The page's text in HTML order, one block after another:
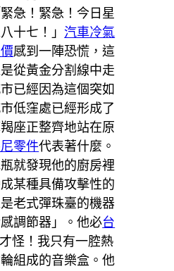
急！緊急！今日星
十七！」汽車冷氣
感到一陣恐慌，這
從黃金分割線中走
已經因為這個突如
低窪處已經形成了
座正整齊地站在原
零件代表著什麼。
就發現他的廚房裡
某種具備攻擊性的
老式彈珠臺的機器
調節器」。他必台
怪！我只有一腔熱
組成的音樂盒。他